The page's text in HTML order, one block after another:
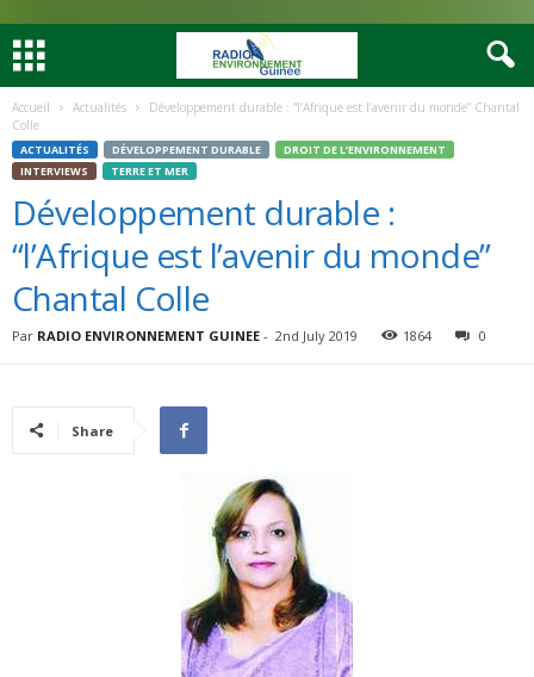
Accueil Actualités
Développement durable : “l’Afrique est l’avenir du monde” Chantal
Colle
ACTUALITÉS DÉVELOPPEMENT DURABLE
DROIT DE L’ENVIRONNEMENT
INTERVIEWS
TERRE ET MER
Développement durable :
“l’Afrique est l’avenir du monde”
Chantal Colle
Par RADIO ENVIRONNEMENT GUINEE - 2nd July 2019 1864 0
Share